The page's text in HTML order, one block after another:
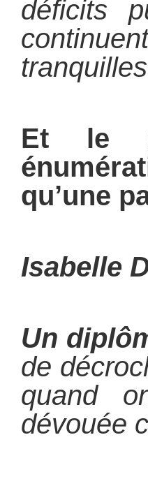
déficits
Et le
qu’une
Isabelle
Un
de
quand
dévouée